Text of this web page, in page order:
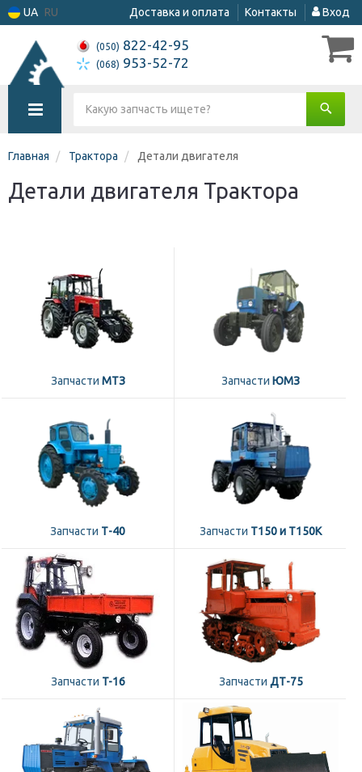
UA RU Доставка и оплата Контакты Вход
(050) 822-42-95
(068) 953-52-72
Главная Трактора Детали двигателя
Детали двигателя Трактора
Запчасти МТЗ Запчасти ЮМЗ
Запчасти Т-40 Запчасти Т150 и Т150К
Запчасти T-16 Запчасти ДТ-75